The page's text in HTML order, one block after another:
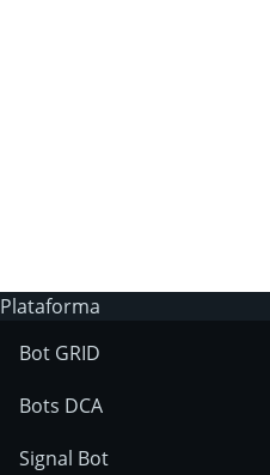
Plataforma
Bot GRID
Bots DCA
Signal Bot